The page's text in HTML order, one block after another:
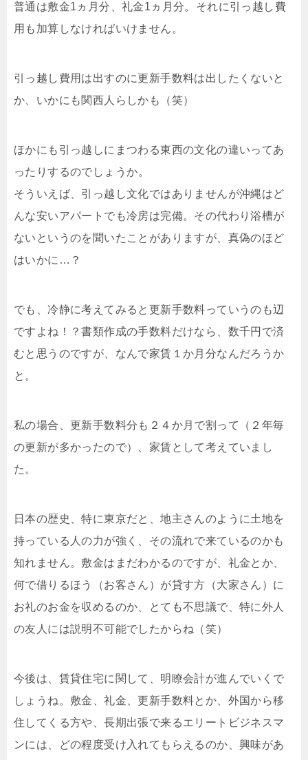
普通は敷金1ヵ月分、礼金1ヵ月分。それに引っ越し費
用も加算しなければいけません。
引っ越し費用は出すのに更新手数料は出したくないと
か、いかにも関西人らしかも（笑）
ほかにも引っ越しにまつわる東西の文化の違いってあ
ったりするのでしょうか。
そういえば、引っ越し文化ではありませんが沖縄はど
んな安いアパートでも冷房は完備。その代わり浴槽が
ないというのを聞いたことがありますが、真偽のほど
はいかに…？
でも、冷静に考えてみると更新手数料っていうのも辺
ですよね！？書類作成の手数料だけなら、数千円で済
むと思うのですが、なんで家賃１か月分なんだろうか
と。
私の場合、更新手数料分も２４か月で割って（２年毎
の更新が多かったので）、家賃として考えていまし
た。
日本の歴史、特に東京だと、地主さんのように土地を
持っている人の力が強く、その流れで来ているのかも
知れません。敷金はまだわかるのですが、礼金とか、
何で借りるほう（お客さん）が貸す方（大家さん）に
お礼のお金を収めるのか、とても不思議で、特に外人
の友人には説明不可能でしたからね（笑）
今後は、賃貸住宅に関して、明瞭会計が進んでいくで
しょうね。敷金、礼金、更新手数料とか、外国から移
住してくる方や、長期出張で来るエリートビジネスマ
ンには、どの程度受け入れてもらえるのか、興味があ